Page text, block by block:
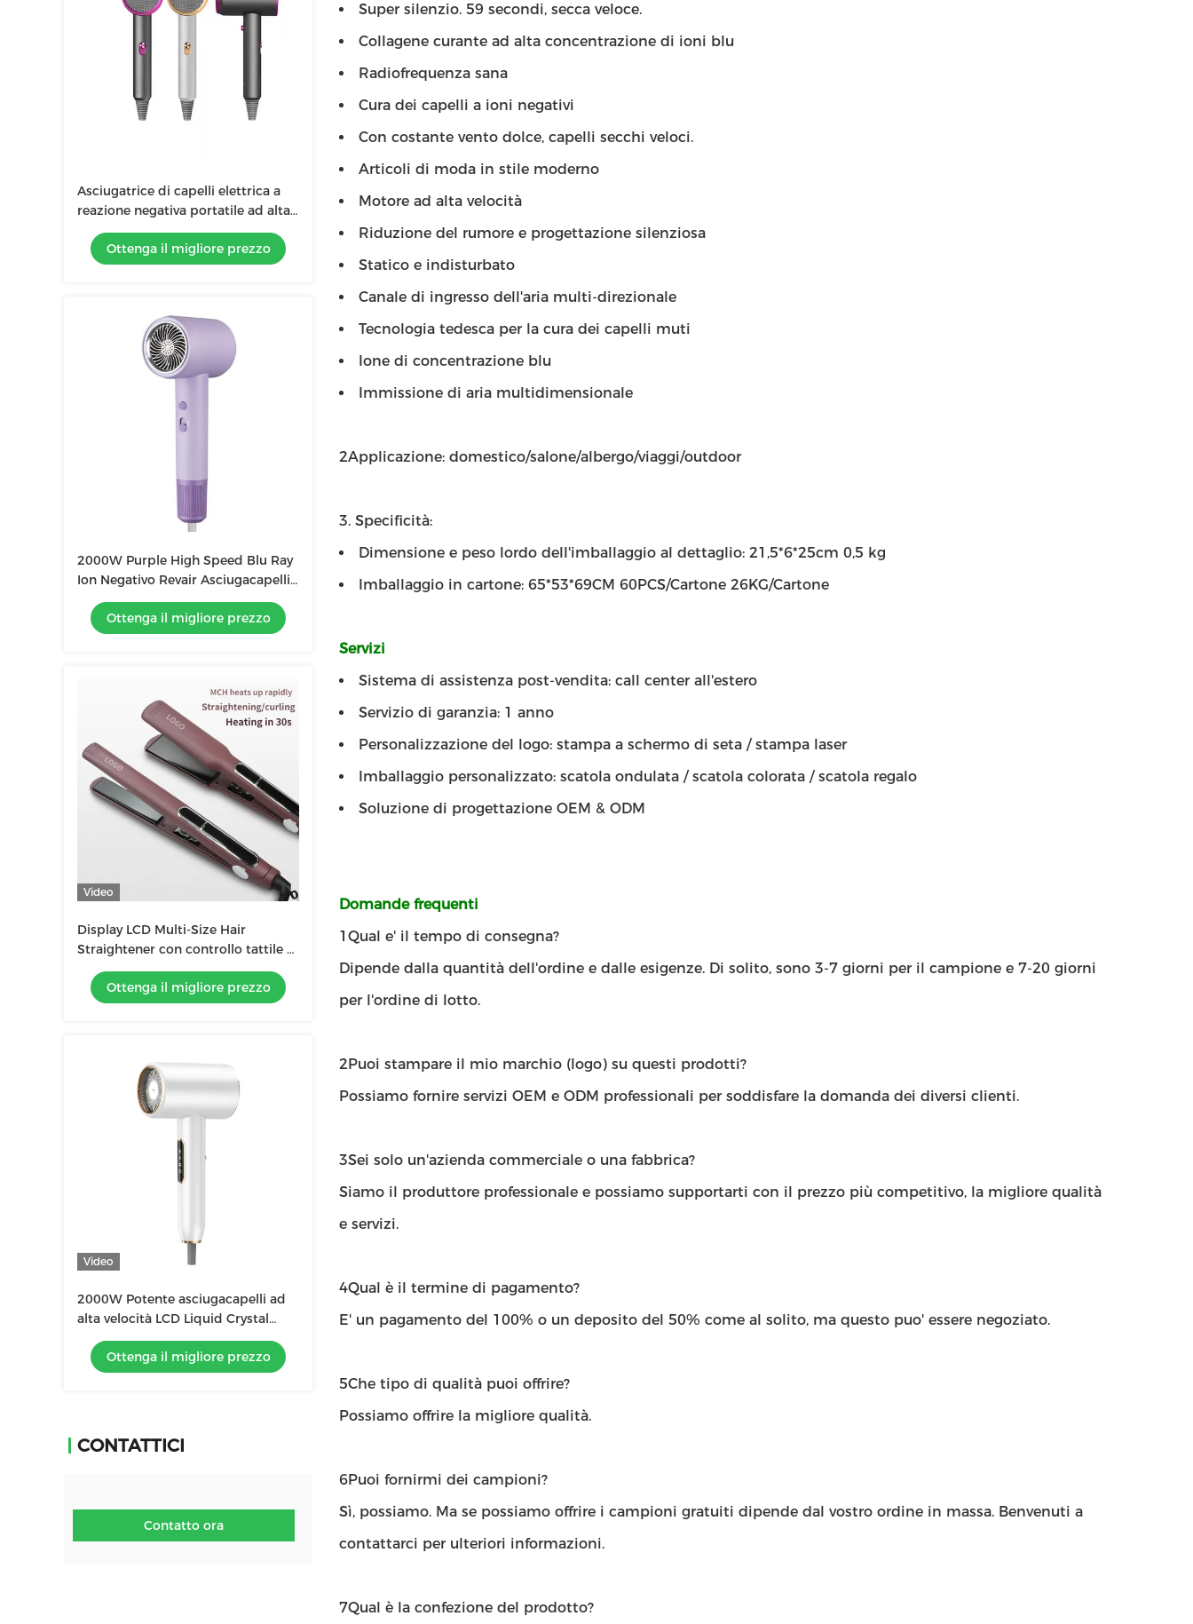
Asciugatrice di capelli elettrica a
reazione negativa portatile ad alta
velocità da 1500W per la casa
senza fili professionale
Ottenga il migliore prezzo
2000W Purple High Speed Blu Ray
Ion Negativo Revair Asciugacapelli
Temperatura regolabile per uso
domestico
Ottenga il migliore prezzo
Video
Display LCD Multi-Size Hair
Straightener con controllo tattile e
tecnologia di riscaldamento MCH
Ottenga il migliore prezzo
Video
2000W Potente asciugacapelli ad
alta velocità LCD Liquid Crystal
Display Ion Negativo Asciugacapelli
SaloneOttenga il migliore prezzo
CONTATTICI
Contatto ora
Super silenzio. 59 secondi, secca veloce.
Collagene curante ad alta concentrazione di ioni blu
Radiofrequenza sana
Cura dei capelli a ioni negativi
Con costante vento dolce, capelli secchi veloci.
Articoli di moda in stile moderno
Motore ad alta velocità
Riduzione del rumore e progettazione silenziosa
Statico e indisturbato
Canale di ingresso dell'aria multi-direzionale
Tecnologia tedesca per la cura dei capelli muti
Ione di concentrazione blu
Immissione di aria multidimensionale
2Applicazione: domestico/salone/albergo/viaggi/outdoor
3. Specificità:
Dimensione e peso lordo dell'imballaggio al dettaglio: 21,5*6*25cm 0,5 kg
Imballaggio in cartone: 65*53*69CM 60PCS/Cartone 26KG/Cartone
Servizi
Sistema di assistenza post-vendita: call center all'estero
Servizio di garanzia: 1 anno
Personalizzazione del logo: stampa a schermo di seta / stampa laser
Imballaggio personalizzato: scatola ondulata / scatola colorata / scatola regalo
Soluzione di progettazione OEM & ODM
Domande frequenti
1Qual e' il tempo di consegna?
Dipende dalla quantità dell'ordine e dalle esigenze. Di solito, sono 3-7 giorni per il campione e 7-20 giorni
per l'ordine di lotto.
2Puoi stampare il mio marchio (logo) su questi prodotti?
Possiamo fornire servizi OEM e ODM professionali per soddisfare la domanda dei diversi clienti.
3Sei solo un'azienda commerciale o una fabbrica?
Siamo il produttore professionale e possiamo supportarti con il prezzo più competitivo, la migliore qualità
e servizi.
4Qual è il termine di pagamento?
E' un pagamento del 100% o un deposito del 50% come al solito, ma questo puo' essere negoziato.
5Che tipo di qualità puoi offrire?
Possiamo offrire la migliore qualità.
6Puoi fornirmi dei campioni?
Sì, possiamo. Ma se possiamo offrire i campioni gratuiti dipende dal vostro ordine in massa. Benvenuti a
contattarci per ulteriori informazioni.
7Qual è la confezione del prodotto?